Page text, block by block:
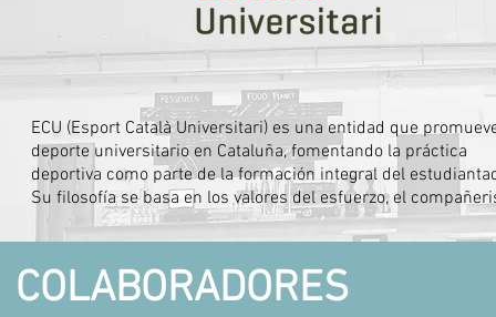
ECU (Esport Català Universitari) es una entidad que
deporte universitario en Cataluña, fomentando la práctica
deportiva como parte de la formación integral del
Su filosofía se basa en los valores del esfuerzo, el
y el juego limpio. Organiza competiciones, eventos y
deportivos en diferentes disciplinas. Es un referente en la
conexión entre universidad y deporte a nivel catalán.
COLABORADORES